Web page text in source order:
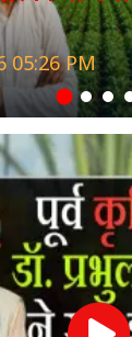
05:26 PM